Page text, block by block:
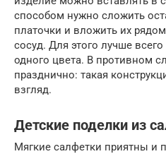
способом нужно сложить
платочки и вложить их
сосуд. Для этого лучше
одного цвета. В противном
празднично: такая
взгляд.
Детские поделки из
Мягкие салфетки приятны и